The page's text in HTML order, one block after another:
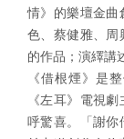
情》的樂壇金曲
色、蔡健雅、周
的作品；演繹講
《借根煙》是
《左耳》電視
呼驚喜。「謝你